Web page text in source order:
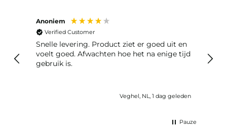
Anoniem
Verified Customer
Snelle levering. Product ziet er goed uit en
voelt goed. Afwachten hoe het na enige tijd
gebruik is.
Veghel, NL, 1 dag geleden
Pauze